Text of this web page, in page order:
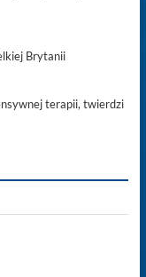
Brytanii
terapii, twierdzi